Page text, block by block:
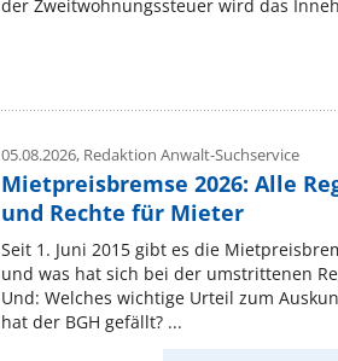
der Zweitwohnungssteuer wird das
05.08.2026, Redaktion Anwalt-Suchservice
Mietpreisbremse 2026: Alle
und Rechte für Mieter
Seit 1. Juni 2015 gibt es die
und was hat sich bei der umstrittenen
Und: Welches wichtige Urteil zum
hat der BGH gefällt? ...